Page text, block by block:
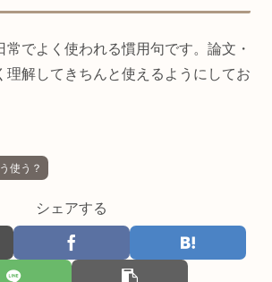
常でよく使われる慣用句です。論文・
理解してきちんと使えるようにしてお
使う？
シェアする